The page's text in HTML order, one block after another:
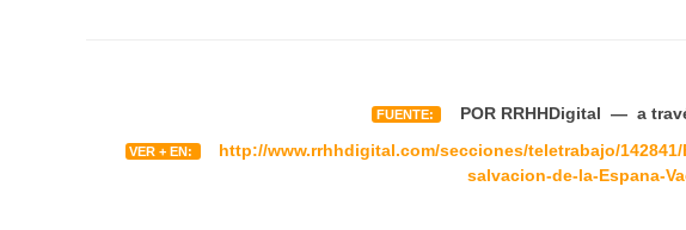
FUENTE: POR RRHHDigital — a
VER + EN:
http://www.rrhhdigital.com/secciones/teletrabajo/
salvacion-de-la-Espana-